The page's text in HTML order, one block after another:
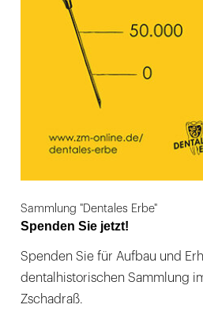
Sammlung "Dentales Erbe"
Spenden Sie jetzt!
Spenden Sie für Aufbau und
dentalhistorischen Sammlung
Zschadraß.